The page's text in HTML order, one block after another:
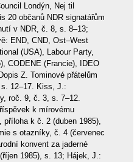
Londýn, Nej til
20 občanů NDR signatářům
v NDR, č. 8, s. 8–13;
END, CND, Ost–West
(USA), Labour Party,
CODENE (Francie), IDEO
Z. Tominové přátelům
12–17. Kiss, J.:
roč. 9, č. 3, s. 7–12.
k mírovému
příloha k č. 2 (duben 1985),
s otazníky, č. 4 (červenec
konvent za jaderné
1985), s. 13; Hájek, J.: